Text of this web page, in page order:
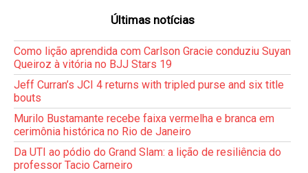
Últimas notícias
Como lição aprendida com Carlson Gracie conduziu Suyan
Queiroz à vitória no BJJ Stars 19
Jeff Curran’s JCI 4 returns with tripled purse and six title
bouts
Murilo Bustamante recebe faixa vermelha e branca em
cerimônia histórica no Rio de Janeiro
Da UTI ao pódio do Grand Slam: a lição de resiliência do
professor Tacio Carneiro